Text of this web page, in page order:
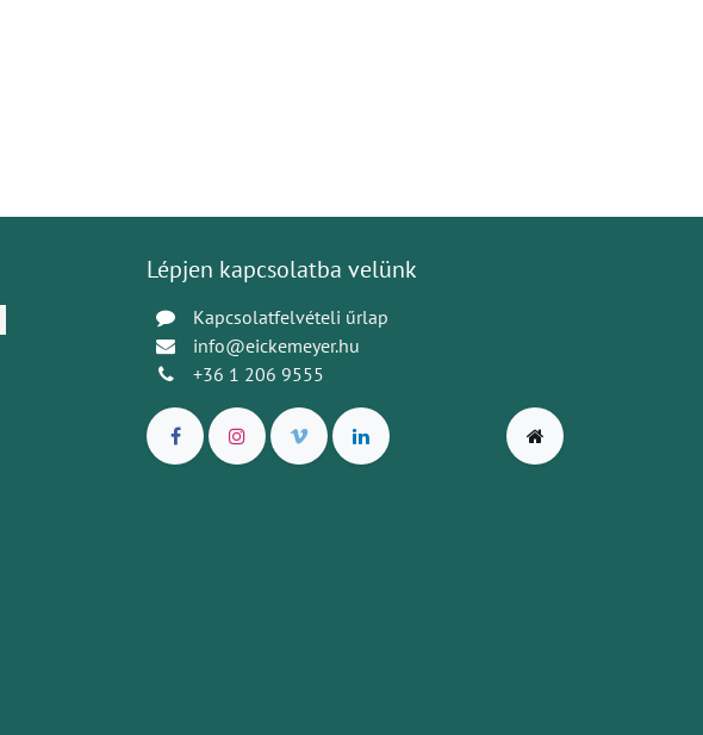
Lépjen kapcsolatba velünk
Kapcsolatfelvételi űrlap
info@eickemeyer.hu
+36 1 206 9555